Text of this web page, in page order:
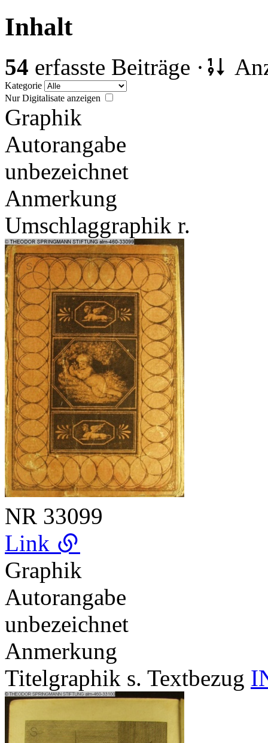
Inhalt
54 erfasste Beiträge ·
Kategorie
Nur Digitalisate anzeigen
Graphik
Autorangabe
unbezeichnet
Anmerkung
Umschlaggraphik r.
NR 33099
Link
Graphik
Autorangabe
unbezeichnet
Anmerkung
Titelgraphik s. Textbezug